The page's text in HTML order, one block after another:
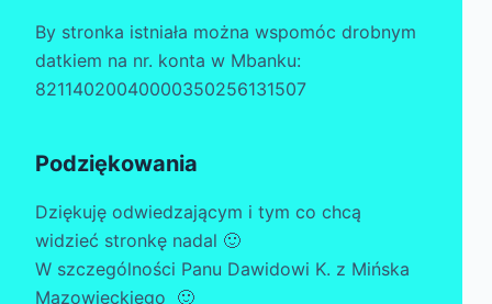
By stronka istniała można wspomóc drobnym
datkiem na nr. konta w Mbanku:
82114020040000350256131507
Podziękowania
Dziękuję odwiedzającym i tym co chcą
widzieć stronkę nadal 🙂
W szczególności Panu Dawidowi K. z Mińska
Mazowieckiego 🙂